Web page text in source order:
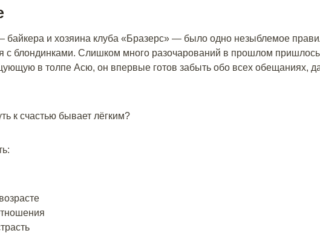
байкера и хозяина клуба «Бразерс» — было одно незыблемое
с блондинками. Слишком много разочарований в прошлом
в толпе Асю, он впервые готов забыть обо всех обещаниях,
к счастью бывает лёгким?